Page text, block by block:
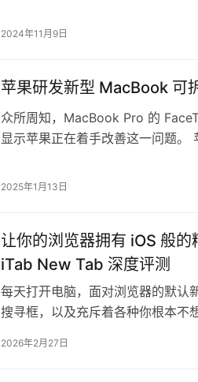
2024年11月9日
苹果研发新型 MacBook 可
众所周知，MacBook Pro 的
显示苹果正在着手改善这一问题。
2025年1月13日
让你的浏览器拥有 iOS 般
iTab New Tab 深度评测
每天打开电脑，面对浏览器的默认
搜寻框，以及充斥着各种你根本不
2026年2月27日